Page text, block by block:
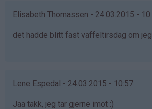
Elisabeth Thomassen - 24.03.2015 -
det hadde blitt fast vaffeltirsdag om
Lene Espedal - 24.03.2015 - 10:57
Jaa takk, jeg tar gjerne imot :)